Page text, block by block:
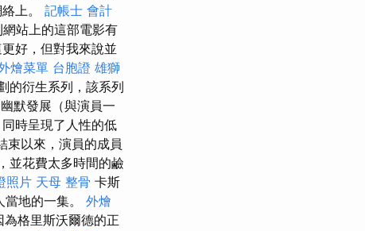
上。 記帳士 會計
站上的這部電影有
好，但對我來說並
燴菜單 台胞證 雄獅
的衍生系列，該系列
默發展（與演員一
時呈現了人性的低
束以來，演員的成員
並花費太多時間的鹼
照片 天母 整骨 卡斯
地的一集。 外燴
格里斯沃爾德的正